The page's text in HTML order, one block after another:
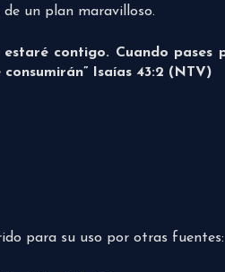
un plan maravilloso.
estaré contigo. Cuando
Isaías 43:2 (NTV)
para su uso por otras